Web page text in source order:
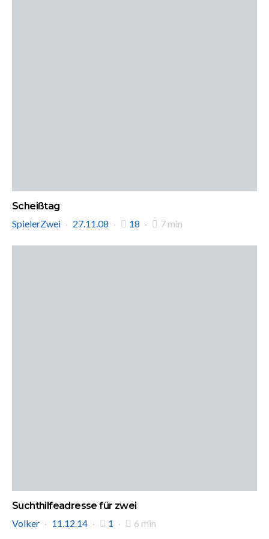
Scheißtag
SpielerZwei
27.11.08 18 7 min
Suchthilfeadresse für zwei
Volker
11.12.14 1 6 min